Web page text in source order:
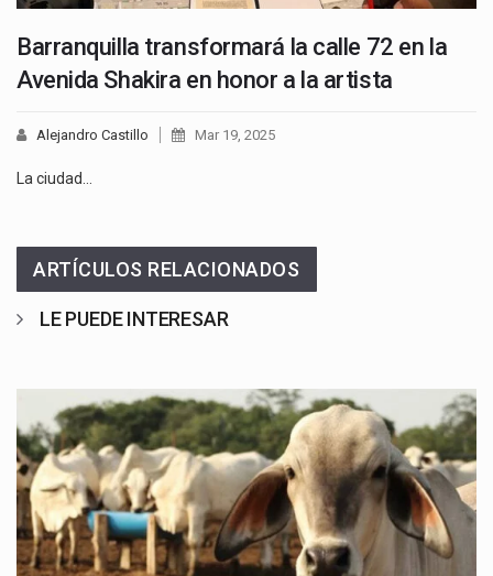
Barranquilla transformará la calle 72 en la
Avenida Shakira en honor a la artista
Alejandro Castillo Mar 19, 2025
La ciudad…
ARTÍCULOS RELACIONADOS
LE PUEDE INTERESAR